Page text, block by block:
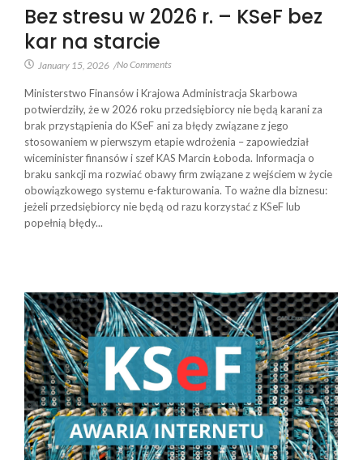
Bez stresu w 2026 r. – KSeF bez
kar na starcie
January 15, 2026 /No Comments
Ministerstwo Finansów i Krajowa Administracja Skarbowa
potwierdziły, że w 2026 roku przedsiębiorcy nie będą karani za
brak przystąpienia do KSeF ani za błędy związane z jego
stosowaniem w pierwszym etapie wdrożenia – zapowiedział
wiceminister finansów i szef KAS Marcin Łoboda. Informacja o
braku sankcji ma rozwiać obawy firm związane z wejściem w życie
obowiązkowego systemu e-fakturowania. To ważne dla biznesu:
jeżeli przedsiębiorcy nie będą od razu korzystać z KSeF lub
popełnią błędy...